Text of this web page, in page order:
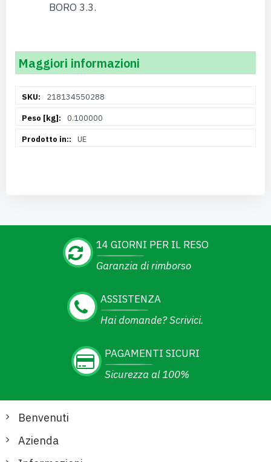
BORO 3.3.
Maggiori informazioni
Informazioni218134550288
0.100000
UE
14 GIORNI PER IL RESO
Garanzia di rimborso
ASSISTENZA
Hai domande? Scrivici.
PAGAMENTI SICURI
Sicurezza al 100%
Benvenuti
Azienda